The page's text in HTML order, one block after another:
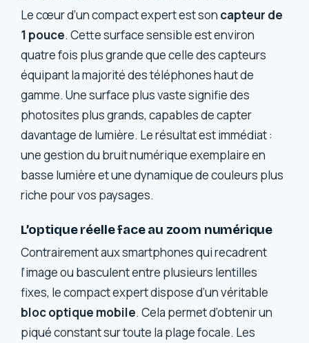
Le cœur d’un compact expert est son capteur de
1 pouce. Cette surface sensible est environ
quatre fois plus grande que celle des capteurs
équipant la majorité des téléphones haut de
gamme. Une surface plus vaste signifie des
photosites plus grands, capables de capter
davantage de lumière. Le résultat est immédiat :
une gestion du bruit numérique exemplaire en
basse lumière et une dynamique de couleurs plus
riche pour vos paysages.
L’optique réelle face au zoom numérique
Contrairement aux smartphones qui recadrent
l’image ou basculent entre plusieurs lentilles
fixes, le compact expert dispose d’un véritable
bloc optique mobile. Cela permet d’obtenir un
piqué constant sur toute la plage focale. Les